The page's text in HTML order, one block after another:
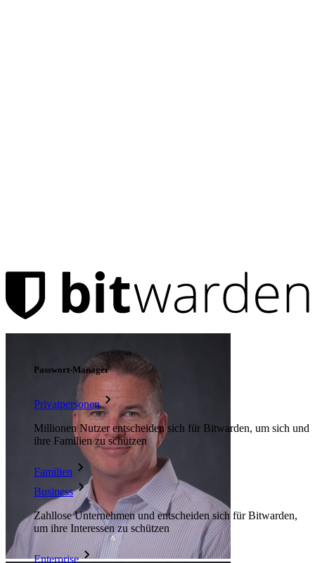
Passwort-Manager
Privatpersonen
Millionen Nutzer entscheiden sich für Bitwarden, um sich und
ihre Familien zu schützen
Familien
Business
Zahllose Unternehmen und entscheiden sich für Bitwarden,
um ihre Interessen zu schützen
Enterprise